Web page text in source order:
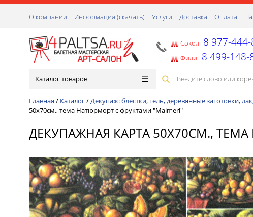
О компании Информация (скачать) Услуги Доставка Оплата
Сокол 8 977-444-
Фили 8 499-148-
Каталог товаров
Главная / Каталог/Декупаж: блестки, гель, деревянные заготовки,
50х70см., тема Натюрморт с фруктами "Maimeri"
ДЕКУПАЖНАЯ КАРТА 50Х70СМ.,